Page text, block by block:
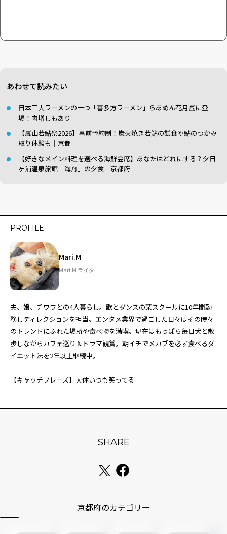
あわせて読みたい
日本三大ラーメンの一つ「喜多方ラーメン」らあめん花月嵐に登
場！肉増しもあり
【嵐山若鮎祭2026】事前予約制！炭火焼き若鮎の試食や鮎のつかみ
取り体験も｜京都
【好きなメイン料理を選べる海鮮会席】あなたはどれにする？夕日
ヶ浦温泉旅館「海舟」の夕食｜京都府
PROFILE
Mari.M
Mari.M ライター
夫、娘、チワワとの4人暮らし。歌とダンスの某スクールに10年間勤
務しディレクションを担当。エンタメ業界で過ごした日々はその時々
のトレンドにふれた場所や食べ物を満喫。現在はもっぱら毎日犬と散
歩しながらカフェ巡り＆ドラマ観賞。朝イチでメカブを必ず食べるダ
イエット法を2年以上継続中。
【キャッチフレーズ】大体いつも笑ってる
SHARE
京都府のカテゴリー